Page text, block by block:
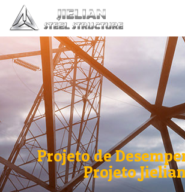
Projeto de
Projeto